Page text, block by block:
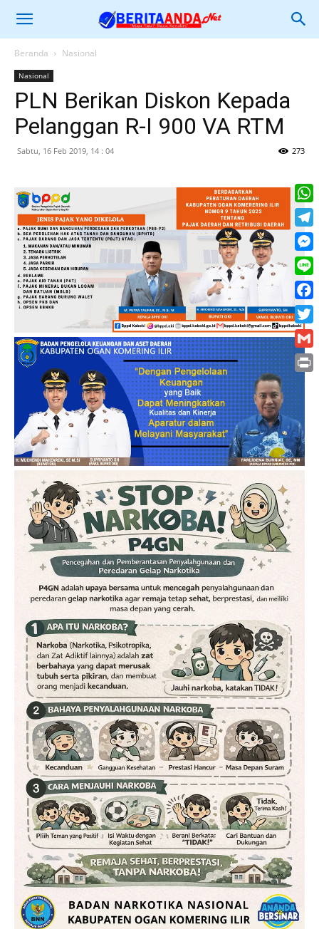
Beranda Nasional
Nasional
PLN Berikan Diskon Kepada
Pelanggan R-I 900 VA RTM
Sabtu, 16 Feb 2019, 14 : 04 273
Line
Print